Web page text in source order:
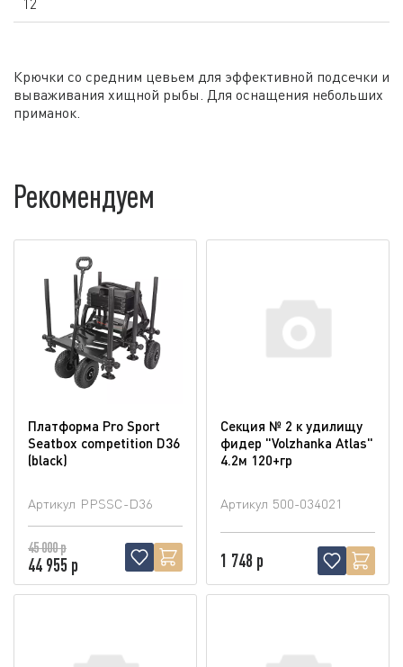
Крючки со средним цевьем для эффективной подсечки и
вываживания хищной рыбы. Для оснащения небольших
приманок.
Рекомендуем
Платформа Pro Sport
Seatbox competition D36
(blaсk)
Артикул PPSSC-D36
45 000 р
44 955 р
Секция № 2 к удилищу
фидер "Volzhanka Atlas"
4.2м 120+гр
Артикул 500-034021
1 748 р